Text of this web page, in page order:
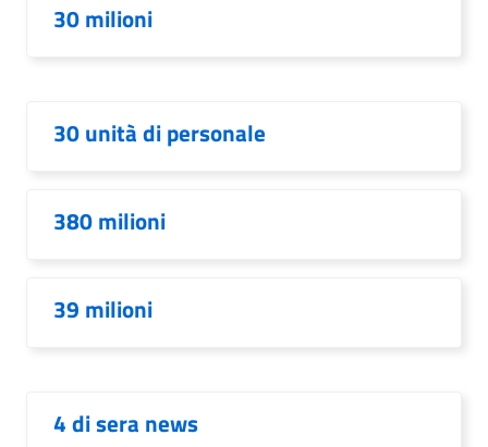
30 milioni
30 unità di personale
380 milioni
39 milioni
4 di sera news